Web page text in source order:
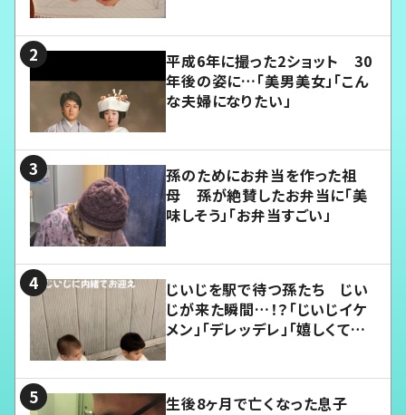
平成6年に撮った2ショット 30
年後の姿に…「美男美女」「こん
な夫婦になりたい」
孫のためにお弁当を作った祖
母 孫が絶賛したお弁当に「美
味しそう」「お弁当すごい」
じいじを駅で待つ孫たち じい
じが来た瞬間…！？「じいじイケ
メン」「デレッデレ」「嬉しくて可
生後8ヶ月で亡くなった息子